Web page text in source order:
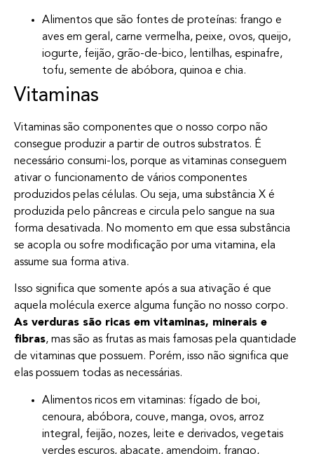
Alimentos que são fontes de proteínas: frango e
aves em geral, carne vermelha, peixe, ovos, queijo,
iogurte, feijão, grão-de-bico, lentilhas, espinafre,
tofu, semente de abóbora, quinoa e chia.
Vitaminas
Vitaminas são componentes que o nosso corpo não
consegue produzir a partir de outros substratos. É
necessário consumi-los, porque as vitaminas conseguem
ativar o funcionamento de vários componentes
produzidos pelas células. Ou seja, uma substância X é
produzida pelo pâncreas e circula pelo sangue na sua
forma desativada. No momento em que essa substância
se acopla ou sofre modificação por uma vitamina, ela
assume sua forma ativa.
Isso significa que somente após a sua ativação é que
aquela molécula exerce alguma função no nosso corpo.
As verduras são ricas em vitaminas, minerais e
fibras, mas são as frutas as mais famosas pela quantidade
de vitaminas que possuem. Porém, isso não significa que
elas possuem todas as necessárias.
Alimentos ricos em vitaminas: fígado de boi,
cenoura, abóbora, couve, manga, ovos, arroz
integral, feijão, nozes, leite e derivados, vegetais
verdes escuros, abacate, amendoim, frango,